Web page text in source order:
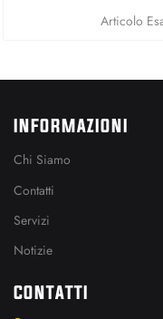
Articolo
INFORMAZIONI
Chi Siamo
Contatti
Servizi
Notizie
CONTATTI